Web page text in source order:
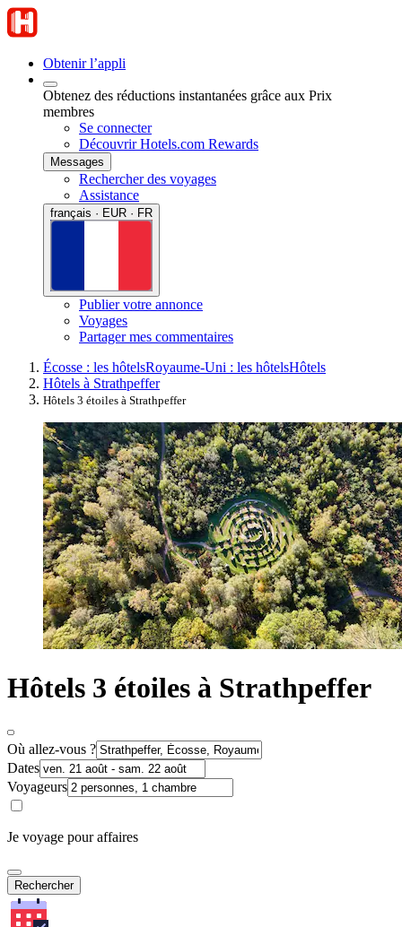
Obtenir l’appli
Obtenez des réductions instantanées grâce aux Prix
membres
Se connecter
Découvrir Hotels.com Rewards
Messages
Rechercher des voyages
Assistance
français · EUR · FR
Publier votre annonce
Voyages
Partager mes commentaires
Écosse : les hôtelsRoyaume-Uni : les hôtelsHôtels
Hôtels à Strathpeffer
Hôtels 3 étoiles à Strathpeffer
Hôtels 3 étoiles à Strathpeffer
Où allez-vous ?
Dates
Voyageurs
Je voyage pour affaires
Rechercher